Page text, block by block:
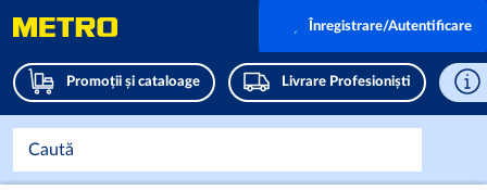
Promoții și cataloage Livrare Profesioniști
Înregistrare/Autentificare